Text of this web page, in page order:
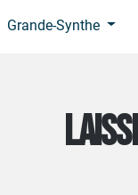
Grande-Synthe